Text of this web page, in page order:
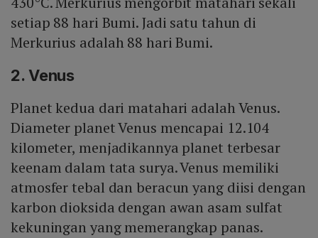
setiap 88 hari Bumi. Jadi satu tahun di
Merkurius adalah 88 hari Bumi.
2. Venus
Planet kedua dari matahari adalah Venus.
Diameter planet Venus mencapai 12.104
kilometer, menjadikannya planet terbesar
keenam dalam tata surya. Venus memiliki
atmosfer tebal dan beracun yang diisi dengan
karbon dioksida dengan awan asam sulfat
kekuningan yang memerangkap panas.